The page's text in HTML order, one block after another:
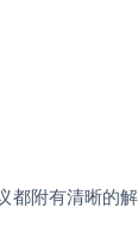
都附有清晰的